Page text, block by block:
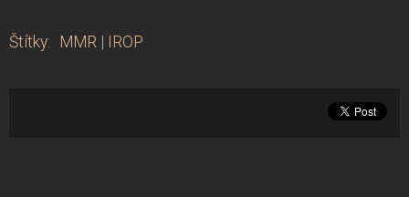
Štítky: MMR | IROP